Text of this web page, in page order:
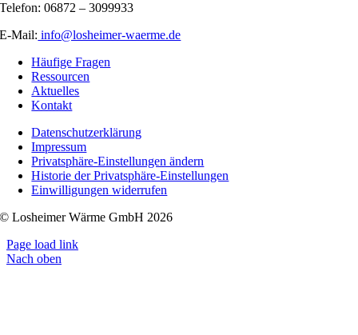
Telefon: 06872 – 3099933
E-Mail: info@losheimer-waerme.de
Häufige Fragen
Ressourcen
Aktuelles
Kontakt
Datenschutzerklärung
Impressum
Privatsphäre-Einstellungen ändern
Historie der Privatsphäre-Einstellungen
Einwilligungen widerrufen
© Losheimer Wärme GmbH 2026
Page load link
Nach oben